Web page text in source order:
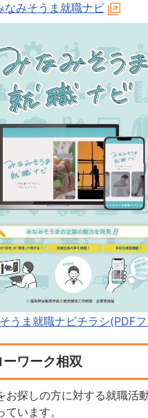
なみそうま就職ナビ
うま就職ナビチラシ(PDF
ーワーク相双
お探しの方に対する就職活
ています。